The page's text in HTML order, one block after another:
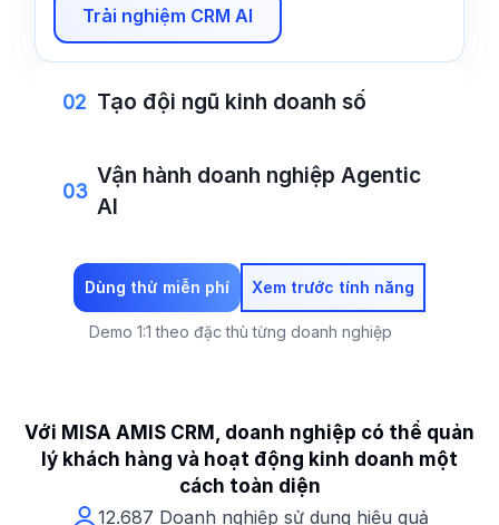
Trải nghiệm CRM AI
02 Tạo đội ngũ kinh doanh số
chủ động tư vấn, chăm sóc khách hàng &
hỗ trợ nội bộ dựa trên tri thức doanh nghiệp
Tạo ngay
03
Vận hành doanh nghiệp Agentic
AI
doanh số và tối ưu hóa liên tục
Thiết lập ngay
Dùng thử miễn phí Xem trước tính năng
Demo 1:1 theo đặc thù từng doanh nghiệp
Với MISA AMIS CRM, doanh nghiệp có thể quản
lý khách hàng và hoạt động kinh doanh một
cách toàn diện
12.687 Doanh nghiệp sử dụng hiệu quả